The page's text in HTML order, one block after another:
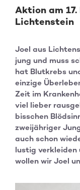
Aktion am 17.
Lichtenstein
Joel aus
jung und muss
hat Blutkrebs
einzige
Zeit im
viel lieber
bisschen
zweijähriger
auch schon
lustig verkleiden
wollen wir Joel